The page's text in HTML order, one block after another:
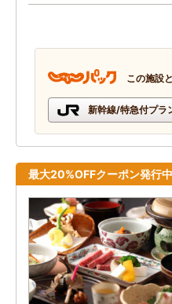
この施設
新幹線/特急付プラ
最大20%OFFクーポン発行